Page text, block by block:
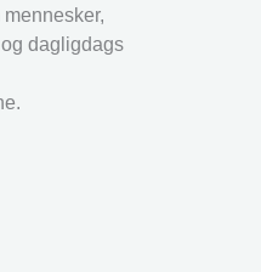
dagligdags